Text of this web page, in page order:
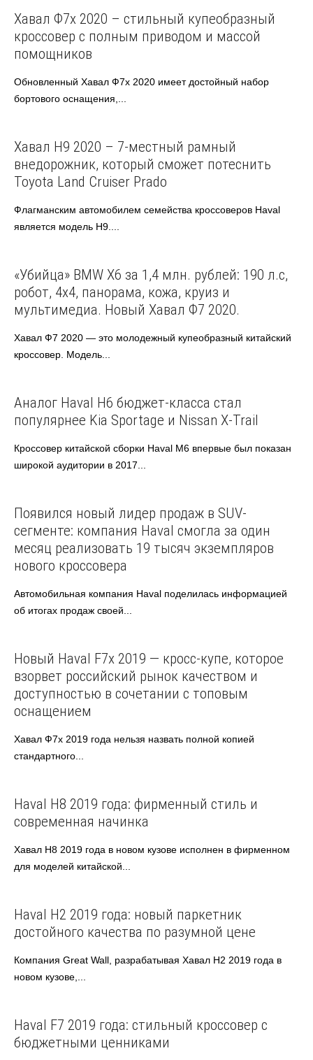
Haval
Хавал Ф7х 2020 – стильный купеобразный
кроссовер с полным приводом и массой
помощников
Обновленный Хавал Ф7х 2020 имеет достойный набор
бортового оснащения,...
Haval
Хавал Н9 2020 – 7-местный рамный
внедорожник, который сможет потеснить
Toyota Land Cruiser Prado
Флагманским автомобилем семейства кроссоверов Haval
является модель H9....
Haval
«Убийца» BMW X6 за 1,4 млн. рублей: 190 л.с,
робот, 4х4, панорама, кожа, круиз и
мультимедиа. Новый Хавал Ф7 2020.
Хавал Ф7 2020 — это молодежный купеобразный китайский
кроссовер. Модель...
Haval Автоновости
Аналог Haval H6 бюджет-класса стал
популярнее Kia Sportage и Nissan X-Trail
Кроссовер китайской сборки Haval M6 впервые был показан
широкой аудитории в 2017...
Haval
Появился новый лидер продаж в SUV-
сегменте: компания Haval смогла за один
месяц реализовать 19 тысяч экземпляров
нового кроссовера
Автомобильная компания Haval поделилась информацией
об итогах продаж своей...
Haval
Новый Haval F7x 2019 — кросс-купе, которое
взорвет российский рынок качеством и
доступностью в сочетании с топовым
оснащением
Хавал Ф7х 2019 года нельзя назвать полной копией
стандартного...
Haval
Haval H8 2019 года: фирменный стиль и
современная начинка
Хавал Н8 2019 года в новом кузове исполнен в фирменном
для моделей китайской...
Haval
Haval H2 2019 года: новый паркетник
достойного качества по разумной цене
Компания Great Wall, разрабатывая Хавал Н2 2019 года в
новом кузове,...
Haval
Haval F7 2019 года: стильный кроссовер с
бюджетными ценниками